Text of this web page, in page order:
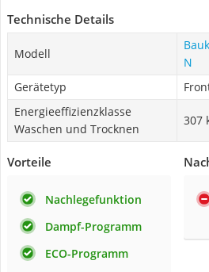
Technische Details
Modell
N
Gerätetyp
Energieeffizienzklasse
Waschen und Trocknen
307
Vorteile
Nachlegefunktion
Dampf-Programm
ECO-Programm